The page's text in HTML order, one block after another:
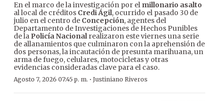
En el marco de la investigación por el millonario asalto
al local de créditos Credi Ágil, ocurrido el pasado 30 de
julio en el centro de Concepción, agentes del
Departamento de Investigaciones de Hechos Punibles
de la Policía Nacionalrealizaron este viernes una serie
de allanamientos que culminaron con la aprehensión de
dos personas, la incautación de presunta marihuana, un
arma de fuego, celulares, motocicletas y otras
evidencias consideradas clave para el caso.
Agosto 7, 2026 07:45 p. m. · Justiniano Riveros